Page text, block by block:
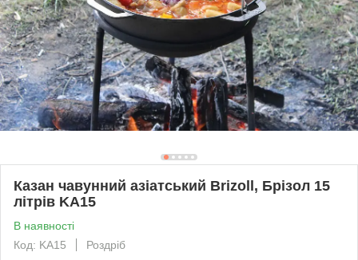
Казан чавунний азіатський Brizoll, Брізол 15
літрів KA15
В наявності
Код: KA15
Роздріб